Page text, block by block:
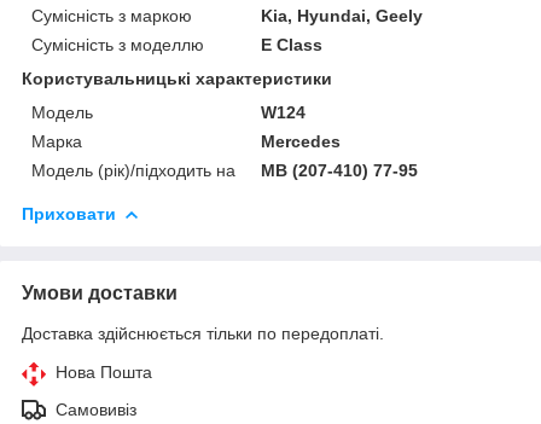
Сумісність з маркою
Kia, Hyundai, Geely
Сумісність з моделлю
E Class
Користувальницькі характеристики
Мoдель
W124
Марка
Mercedes
Модель (рік)/підходить на
MB (207-410) 77-95
Приховати
Умови доставки
Доставка здійснюється тільки по передоплаті.
Нова Пошта
Самовивіз